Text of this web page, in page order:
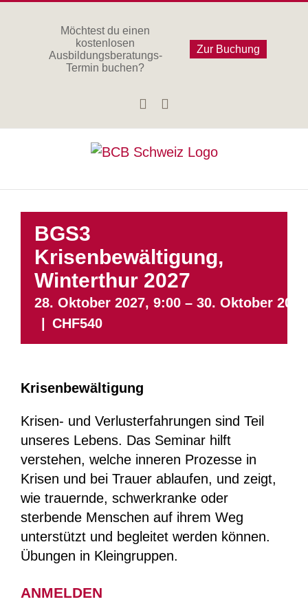
Möchtest du einen
kostenlosen
Ausbildungsberatungs-
Termin buchen?
Zur Buchung
Facebook
BGS3
Krisenbewältigung,
Winterthur 2027
28. Oktober 2027, 9:00 – 30. Oktober
CHF540
Krisenbewältigung
Krisen- und Verlusterfahrungen sind Teil
unseres Lebens. Das Seminar hilft
verstehen, welche inneren Prozesse in
Krisen und bei Trauer ablaufen, und zeigt,
wie trauernde, schwerkranke oder
sterbende Menschen auf ihrem Weg
unterstützt und begleitet werden können.
Übungen in Kleingruppen.
ANMELDEN